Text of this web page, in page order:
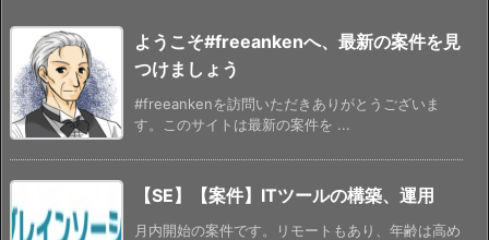
ようこそ#freeankenへ、最新の案件を見
つけましょう
#freeankenを訪問いただきありがとうございま
す。このサイトは最新の案件を ...
【SE】【案件】ITツールの構築、運用
月内開始の案件です。リモートもあり、年齢は高め